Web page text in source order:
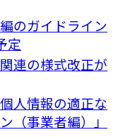
のガイドライン
定
連の様式改正が
人情報の適正な
（事業者編）」